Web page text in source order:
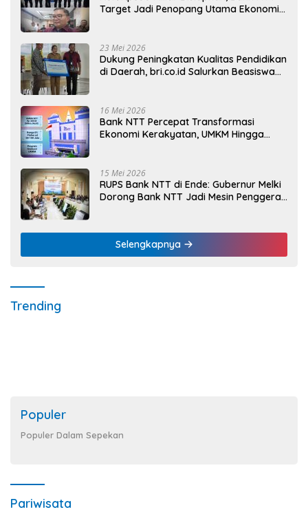
Target Jadi Penopang Utama Ekonomi
23 Mei 2026
Dukung Peningkatan Kualitas Pendidikan
di Daerah, bri.co.id Salurkan Beasiswa
16 Mei 2026
Bank NTT Percepat Transformasi
Ekonomi Kerakyatan, UMKM Hingga
15 Mei 2026
RUPS Bank NTT di Ende: Gubernur Melki
Dorong Bank NTT Jadi Mesin Penggerak
Selengkapnya
Trending
Populer
Populer Dalam Sepekan
Pariwisata